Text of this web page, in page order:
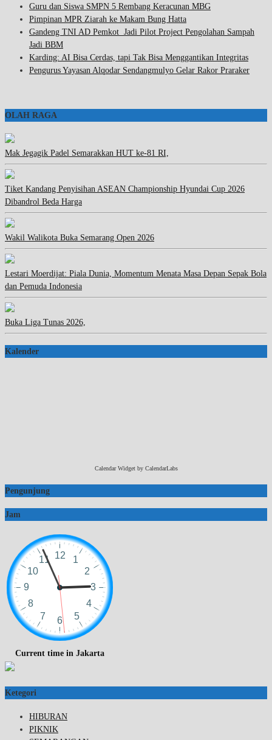
Guru dan Siswa SMPN 5 Rembang Keracunan MBG
Pimpinan MPR Ziarah ke Makam Bung Hatta
Gandeng TNI AD Pemkot Jadi Pilot Project Pengolahan Sampah
Jadi BBM
Karding: AI Bisa Cerdas, tapi Tak Bisa Menggantikan Integritas
Pengurus Yayasan Alqodar Sendangmulyo Gelar Rakor Praraker
OLAH RAGA
Mak Jegagik Padel Semarakkan HUT ke-81 RI,
Tiket Kandang Penyisihan ASEAN Championship Hyundai Cup 2026
Dibandrol Beda Harga
Wakil Walikota Buka Semarang Open 2026
Lestari Moerdijat: Piala Dunia, Momentum Menata Masa Depan Sepak Bola
dan Pemuda Indonesia
Buka Liga Tunas 2026,
Kalender
Calendar Widget by CalendarLabs
Pengunjung
Jam
Current time in Jakarta
Ketegori
HIBURAN
PIKNIK